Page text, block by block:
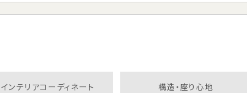
インテリアコーディネート 構造・座り心地